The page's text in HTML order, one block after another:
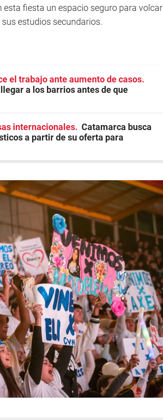
esta fiesta un espacio seguro para volcar
estudios secundarios.
el trabajo ante aumento de casos
a los barrios antes de que
internacionales
Catamarca busca
a partir de su oferta para